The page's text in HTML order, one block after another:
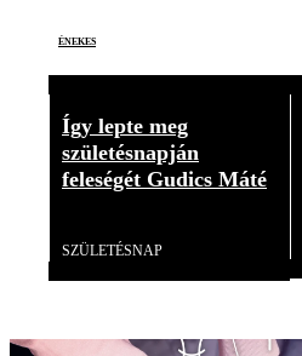
énekes
Így lepte meg
születésnapján
feleségét Gudics Máté
SZÜLETÉSNAP